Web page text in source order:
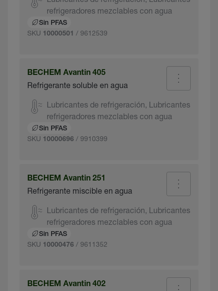
refrigeradores mezclables con agua
Sin PFAS
SKU 10000501 / 9612539
BECHEM Avantin 405
Refrigerante soluble en agua
Lubricantes de refrigeración, Lubricantes
refrigeradores mezclables con agua
Sin PFAS
SKU 10000696 / 9910399
BECHEM Avantin 251
Refrigerante miscible en agua
Lubricantes de refrigeración, Lubricantes
refrigeradores mezclables con agua
Sin PFAS
SKU 10000476 / 9611352
BECHEM Avantin 402